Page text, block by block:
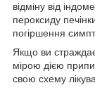
відміну від
пероксиду
погіршення
Якщо ви
мірою дією
свою схему